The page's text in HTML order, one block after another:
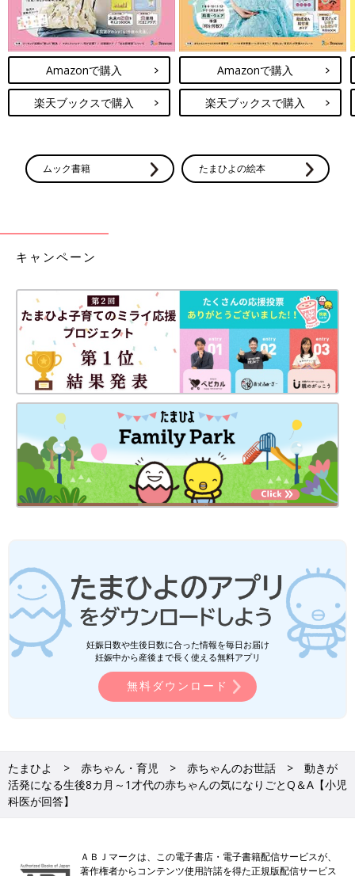
Amazonで購入
楽天ブックスで購入
Amazonで購入
楽天ブックスで購入
ムック書籍 たまひよの絵本
キャンペーン
妊娠日数や生後日数に合った情報を毎日お届け
妊娠中から産後まで長く使える無料アプリ
無料ダウンロード
たまひよ 赤ちゃん・育児 赤ちゃんのお世話
動きが
活発になる生後8カ月～1才代の赤ちゃんの気になりごとQ＆A【小児
科医が回答】
ＡＢＪマークは、この電子書店・電子書籍配信サービスが、
著作権者からコンテンツ使用許諾を得た正規版配信サービス